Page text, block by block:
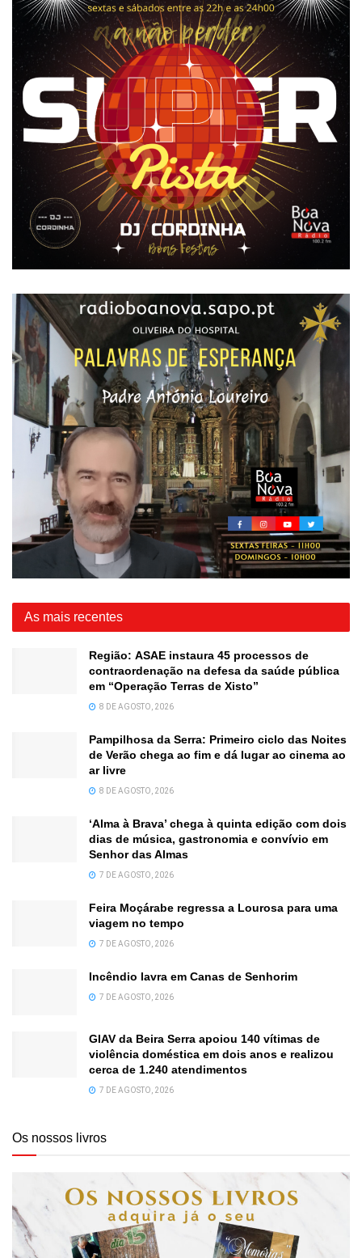
As mais recentes
Região: ASAE instaura 45 processos de
contraordenação na defesa da saúde pública
em “Operação Terras de Xisto”
8 DE AGOSTO, 2026
Pampilhosa da Serra: Primeiro ciclo das Noites
de Verão chega ao fim e dá lugar ao cinema ao
ar livre
8 DE AGOSTO, 2026
‘Alma à Brava’ chega à quinta edição com dois
dias de música, gastronomia e convívio em
Senhor das Almas
7 DE AGOSTO, 2026
Feira Moçárabe regressa a Lourosa para uma
viagem no tempo
7 DE AGOSTO, 2026
Incêndio lavra em Canas de Senhorim
7 DE AGOSTO, 2026
GIAV da Beira Serra apoiou 140 vítimas de
violência doméstica em dois anos e realizou
cerca de 1.240 atendimentos
7 DE AGOSTO, 2026
Os nossos livros